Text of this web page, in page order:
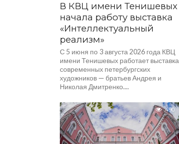
В КВЦ имени Тенишевых
начала работу выставка
«Интеллектуальный
реализм»
С 5 июня по 3 августа 2026 года КВЦ
имени Тенишевых работает выставка
современных петербургских
художников — братьев Андрея и
Николая Дмитренко....
490